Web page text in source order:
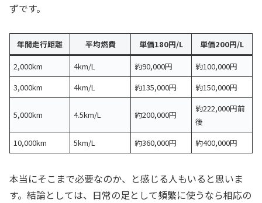
ずです。
年間走行距離 平均燃費 単価180円/L
単価200円/L
2,000km
4km/L 約90,000円
約100,000円
3,000km
4km/L 約135,000円 約150,000円
5,000km 4.5km/L 約200,000円
約222,000円前
後
10,000km
5km/L 約360,000円 約400,000円
本当にそこまで必要なのか、と感じる人もいると思いま
す。結論としては、日常の足として頻繁に使うなら相応の